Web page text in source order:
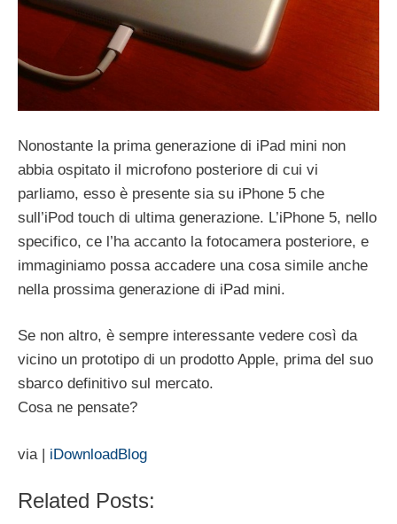
Nonostante la prima generazione di iPad mini non
abbia ospitato il microfono posteriore di cui vi
parliamo, esso è presente sia su iPhone 5 che
sull’iPod touch di ultima generazione. L’iPhone 5, nello
specifico, ce l’ha accanto la fotocamera posteriore, e
immaginiamo possa accadere una cosa simile anche
nella prossima generazione di iPad mini.
Se non altro, è sempre interessante vedere così da
vicino un prototipo di un prodotto Apple, prima del suo
sbarco definitivo sul mercato.
Cosa ne pensate?
via | iDownloadBlog
Related Posts: